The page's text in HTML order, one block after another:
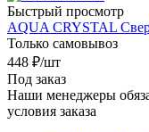
Быстрый просмотр
AQUA CRYSTAL
Только самовывоз
448 ₽/шт
Под заказ
Наши менеджеры
условия заказа